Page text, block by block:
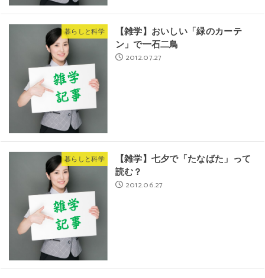
暮らしと科学
【雑学】おいしい「緑のカーテ
ン」で一石二鳥
2012.07.27
暮らしと科学
【雑学】七夕で「たなばた」って
読む？
2012.06.27